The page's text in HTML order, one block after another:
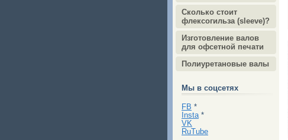
Сколько стоит
флексогильза (sleeve)?
Изготовление валов
для офсетной печати
Полиуретановые валы
Мы в соцсетях
FB *
Insta *
VK
RuTube